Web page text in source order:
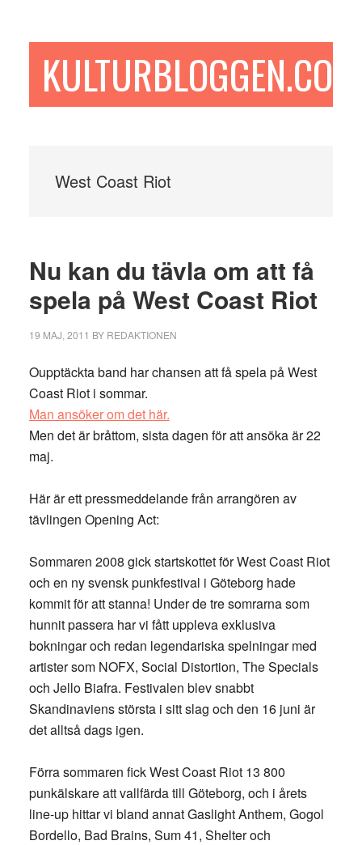
sidofältetKULTURBLOGGEN.COM
West Coast Riot
Nu kan du tävla om att få
spela på West Coast Riot
19 MAJ, 2011 BY REDAKTIONEN
Oupptäckta band har chansen att få spela på West
Coast Riot i sommar.
Man ansöker om det här.
Men det är bråttom, sista dagen för att ansöka är 22
maj.
Här är ett pressmeddelande från arrangören av
tävlingen Opening Act:
Sommaren 2008 gick startskottet för West Coast Riot
och en ny svensk punkfestival i Göteborg hade
kommit för att stanna! Under de tre somrarna som
hunnit passera har vi fått uppleva exklusiva
bokningar och redan legendariska spelningar med
artister som NOFX, Social Distortion, The Specials
och Jello Biafra. Festivalen blev snabbt
Skandinaviens största i sitt slag och den 16 juni är
det alltså dags igen.
Förra sommaren fick West Coast Riot 13 800
punkälskare att vallfärda till Göteborg, och i årets
line-up hittar vi bland annat Gaslight Anthem, Gogol
Bordello, Bad Brains, Sum 41, Shelter och